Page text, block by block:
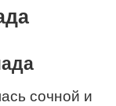
сочной и